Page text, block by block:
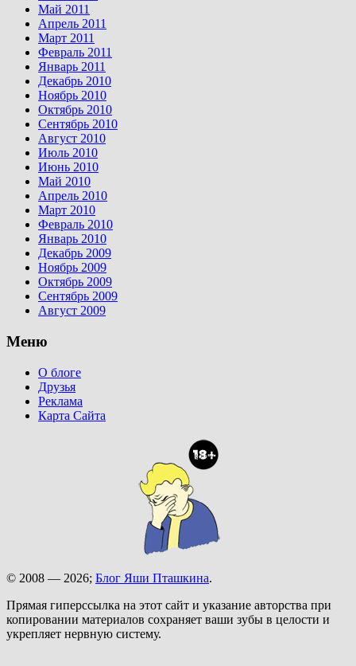
Май 2011
Апрель 2011
Март 2011
Февраль 2011
Январь 2011
Декабрь 2010
Ноябрь 2010
Октябрь 2010
Сентябрь 2010
Август 2010
Июль 2010
Июнь 2010
Май 2010
Апрель 2010
Март 2010
Февраль 2010
Январь 2010
Декабрь 2009
Ноябрь 2009
Октябрь 2009
Сентябрь 2009
Август 2009
Меню
О блоге
Друзья
Реклама
Карта Сайта
© 2008 — 2026; Блог Яши Пташкина.
Прямая гиперссылка на этот сайт и указание авторства при
копировании материалов сохраняет ваши зубы в целости и
укрепляет нервную систему.